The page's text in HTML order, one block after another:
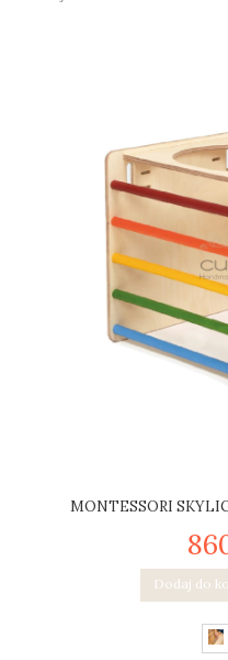
MONTESSORI
Dodaj do